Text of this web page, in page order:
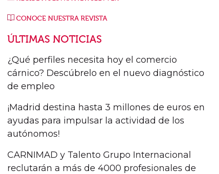
CONOCE NUESTRA REVISTA
ÚLTIMAS NOTICIAS
¿Qué perfiles necesita hoy el comercio
cárnico? Descúbrelo en el nuevo diagnóstico
de empleo
¡Madrid destina hasta 3 millones de euros en
ayudas para impulsar la actividad de los
autónomos!
CARNIMAD y Talento Grupo Internacional
reclutarán a más de 4000 profesionales de